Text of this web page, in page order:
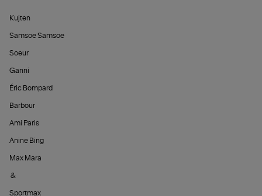
Kujten
Samsoe Samsoe
Soeur
Ganni
Éric Bompard
Barbour
Ami Paris
Anine Bing
Max Mara
&
Sportmax